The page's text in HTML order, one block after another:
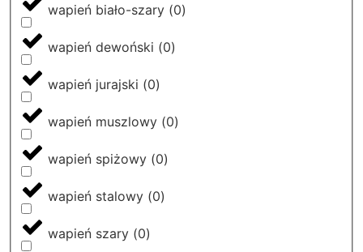
wapień biało-szary (0)
wapień dewoński (0)
wapień jurajski (0)
wapień muszlowy (0)
wapień spiżowy (0)
wapień stalowy (0)
wapień szary (0)